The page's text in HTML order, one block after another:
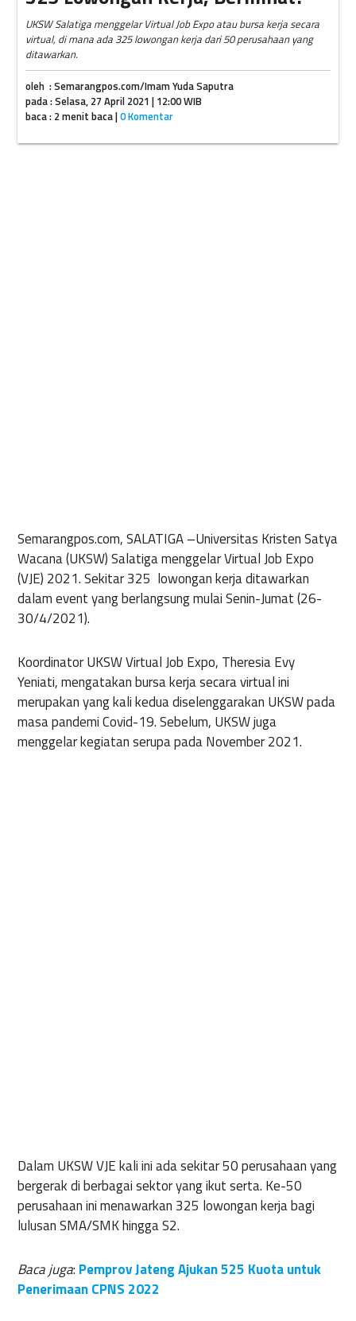
UKSW Salatiga menggelar Virtual Job Expo atau bursa kerja secara
virtual, di mana ada 325 lowongan kerja dari 50 perusahaan yang
ditawarkan.
oleh : Semarangpos.com/Imam Yuda Saputra
pada : Selasa, 27 April 2021 | 12:00 WIB
baca : 2 menit baca |0 Komentar
Semarangpos.com, SALATIGA –Universitas Kristen Satya
Wacana (UKSW) Salatiga menggelar Virtual Job Expo
(VJE) 2021. Sekitar 325 lowongan kerja ditawarkan
dalam event yang berlangsung mulai Senin-Jumat (26-
30/4/2021).
Koordinator UKSW Virtual Job Expo, Theresia Evy
Yeniati, mengatakan bursa kerja secara virtual ini
merupakan yang kali kedua diselenggarakan UKSW pada
masa pandemi Covid-19. Sebelum, UKSW juga
menggelar kegiatan serupa pada November 2021.
Dalam UKSW VJE kali ini ada sekitar 50 perusahaan yang
bergerak di berbagai sektor yang ikut serta. Ke-50
perusahaan ini menawarkan 325 lowongan kerja bagi
lulusan SMA/SMK hingga S2.
Baca juga: Pemprov Jateng Ajukan 525 Kuota untuk
Penerimaan CPNS 2022